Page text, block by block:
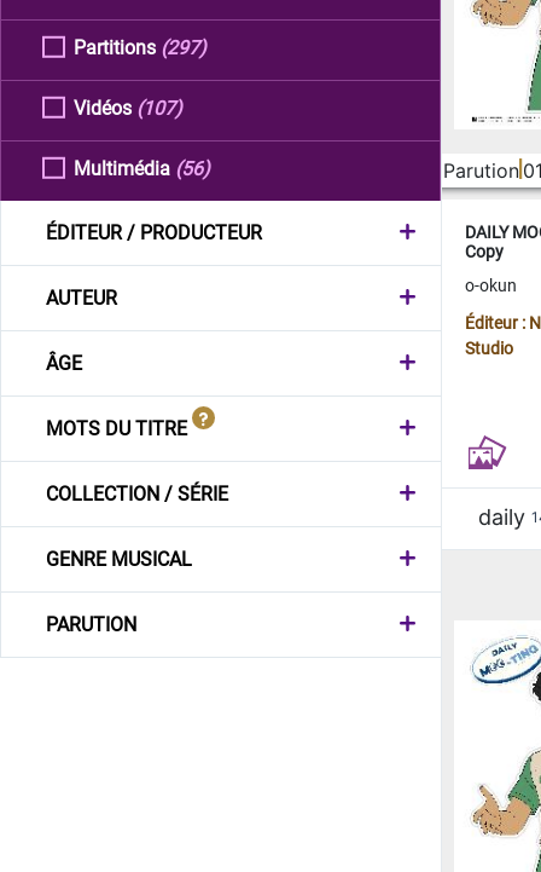
Partitions (297)
Vidéos (107)
Multimédia (56)
ÉDITEUR / PRODUCTEUR
AUTEUR
ÂGE
MOTS DU TITRE
COLLECTION / SÉRIE
GENRE MUSICAL
PARUTION
Parution
DAILY
Copy
o-okun
Éditeur :
Studio
daily